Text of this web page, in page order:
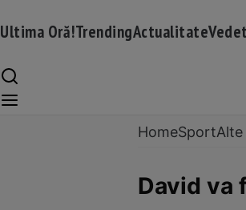
Ultima Oră!TrendingActualitate
HomeSport
David va